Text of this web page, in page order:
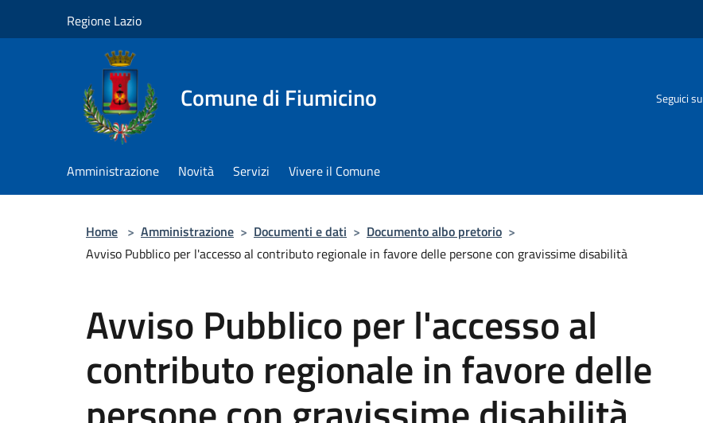
Regione Lazio
Comune di Fiumicino Seguici su
Amministrazione Novità Servizi Vivere il Comune
Home > Amministrazione > Documenti e dati > Documento albo pretorio >
Avviso Pubblico per l'accesso al contributo regionale in favore delle persone con gravissime disabilità
Avviso Pubblico per l'accesso al
contributo regionale in favore delle